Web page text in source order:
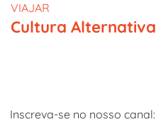
VIAJAR
Cultura Alternativa
Inscreva-se no nosso canal: